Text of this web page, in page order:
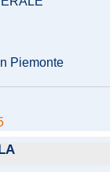
Piemonte